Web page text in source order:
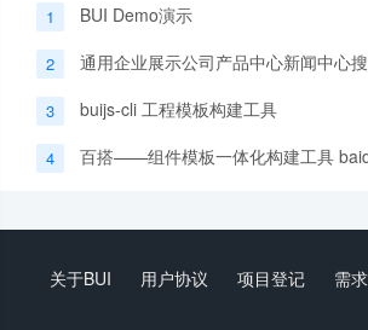
1 BUI Demo演示
2 通用企业展示公司产品中心新闻中心
3 buijs-cli 工程模板构建工具
4 百搭——组件模板一体化构建工具
关于BUI 用户协议 项目登记 需